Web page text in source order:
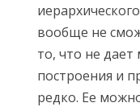
вообще не
то, что не
построения и
редко. Ее